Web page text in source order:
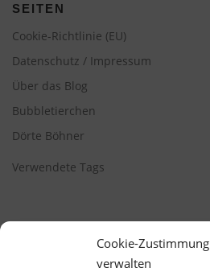
Cookie-Zustimmung
verwalten
SEITEN
Cookie-Richtlinie (EU)
Datenschutz / Impressum
Über das Blog
Bubbletierchen
Dörte Böhner
Verwendete Tags